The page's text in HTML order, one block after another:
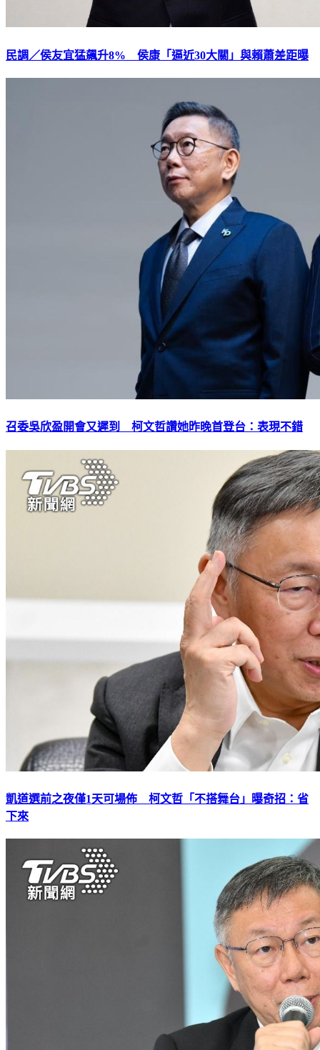
民調／侯友宜猛飆升8% 侯康「逼近30大關」與賴蕭差距曝
召委吳欣盈開會又遲到 柯文哲讚她昨晚首登台：表現不錯
凱道選前之夜僅1天可場佈 柯文哲「不搭舞台」曝奇招：省
下來